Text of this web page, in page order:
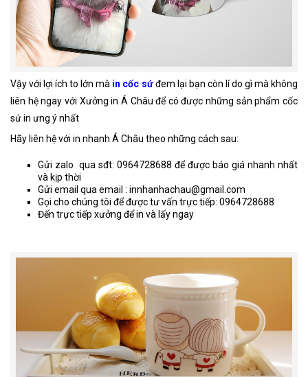
Vậy với lợi ích to lớn mà in cốc sứđem lại bạn còn lí do gì mà không
liên hệ ngay với Xưởng in Á Châu để có được những sản phẩm cốc
sứ in ưng ý nhất
Hãy liên hệ với in nhanh Á Châu theo những cách sau:
Gửi zalo qua sđt: 0964728688 để được báo giá nhanh nhất
và kịp thời
Gửi email qua email : innhanhachau@gmail.com
Gọi cho chúng tôi để được tư vấn trực tiếp: 0964728688
Đến trực tiếp xưởng để in và lấy ngay